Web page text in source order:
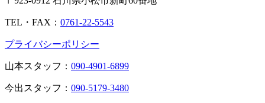
TEL・FAX： 0761-22-5543
プライバシーポリシー
山本スタッフ： 090-4901-6899
今出スタッフ： 090-5179-3480